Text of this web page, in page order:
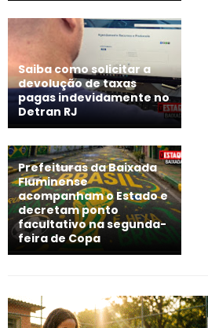
Saiba como solicitar a
devolução de taxas
pagas indevidamente no
Detran RJ
Prefeituras da Baixada
Fluminense
acompanham o Estado e
decretam ponto
facultativo na segunda-
feira de Copa